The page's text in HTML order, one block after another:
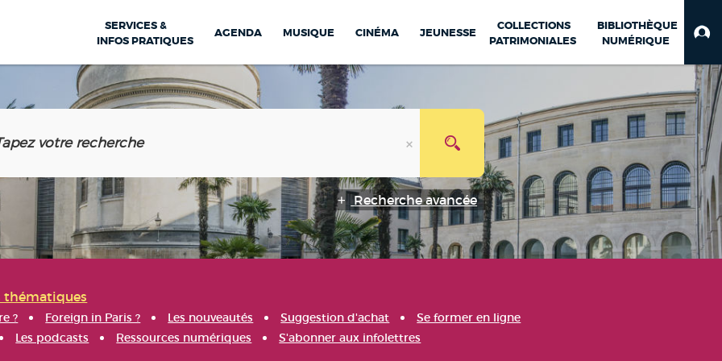
SERVICES &
INFOS PRATIQUES
AGENDA MUSIQUE CINÉMA JEUNESSE
COLLECTIONS
PATRIMONIALES
BIBLIOTHÈQUE
NUMÉRIQUE
Recherche avancée
thématiques
? Foreign in Paris ? Les nouveautés Suggestion d'achat
Se former en ligne
Les podcasts Ressources numériques S'abonner aux infolettres